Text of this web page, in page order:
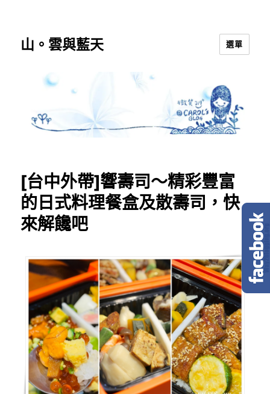
山。雲與藍天 選單
[台中外帶]響壽司～精彩豐富
的日式料理餐盒及散壽司，快
來解饞吧